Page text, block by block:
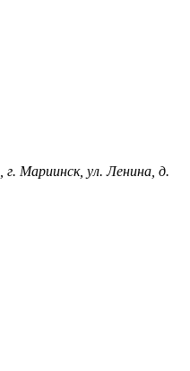
г. Мариинск, ул. Ленина, д.